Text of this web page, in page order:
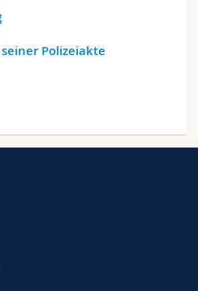
Polizeiakte